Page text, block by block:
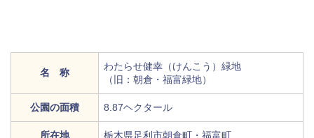
名 称
わたらせ健幸（けんこう）緑地
（旧：朝倉・福富緑地）
公園の面積 8.87ヘクタール
所在地 栃木県足利市朝倉町・福富町